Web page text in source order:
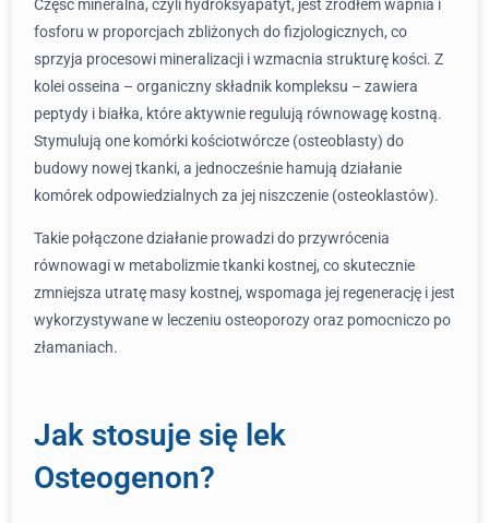
Część mineralna, czyli hydroksyapatyt, jest źródłem wapnia i
fosforu w proporcjach zbliżonych do fizjologicznych, co
sprzyja procesowi mineralizacji i wzmacnia strukturę kości. Z
kolei osseina – organiczny składnik kompleksu – zawiera
peptydy i białka, które aktywnie regulują równowagę kostną.
Stymulują one komórki kościotwórcze (osteoblasty) do
budowy nowej tkanki, a jednocześnie hamują działanie
komórek odpowiedzialnych za jej niszczenie (osteoklastów).
Takie połączone działanie prowadzi do przywrócenia
równowagi w metabolizmie tkanki kostnej, co skutecznie
zmniejsza utratę masy kostnej, wspomaga jej regenerację i jest
wykorzystywane w leczeniu osteoporozy oraz pomocniczo po
złamaniach.
Jak stosuje się lek
Osteogenon?